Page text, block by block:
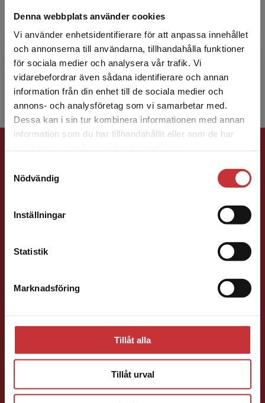
Denna webbplats använder cookies
Vi använder enhetsidentifierare för att anpassa innehållet
och annonserna till användarna, tillhandahålla funktioner
för sociala medier och analysera vår trafik. Vi
vidarebefordrar även sådana identifierare och annan
information från din enhet till de sociala medier och
annons- och analysföretag som vi samarbetar med.
Dessa kan i sin tur kombinera informationen med annan
information som du har tillhandahållit eller som de har
Nödvändig
Inställningar
Statistik
Marknadsföring
Tillåt alla
Tillåt urval
Begränsad fraktregion
Det verkar som att du besöker
studentlitteratur.se via en enhet utanför Sverige.
Vi erbjuder inte leveranser utanför Sverige. För
att kunna slutföra ett köp måste
Emma Ek Österberg är lektor i offentlig
förvaltning vid Förvaltningshögskolan,
Göteborgs universitet, och är även knuten till
Förvaltningsakademin ...
E-post